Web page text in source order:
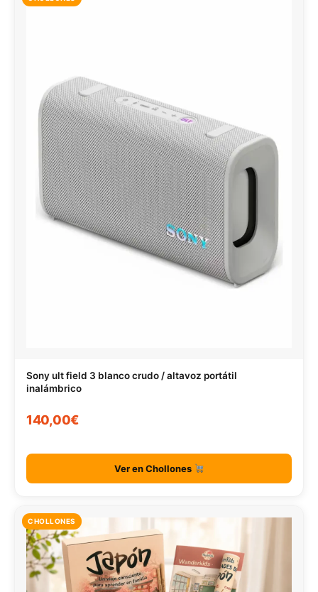
Sony ult field 3 blanco crudo / altavoz portátil
inalámbrico
140,00€
Ver en Chollones
CHOLLONES